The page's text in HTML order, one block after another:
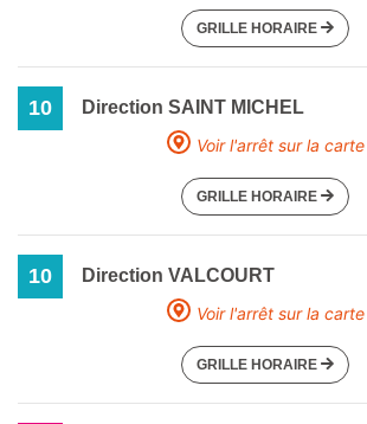
GRILLE HORAIRE
10
Direction SAINT MICHEL
Voir l'arrêt sur la carte
GRILLE HORAIRE
10
Direction VALCOURT
Voir l'arrêt sur la carte
GRILLE HORAIRE